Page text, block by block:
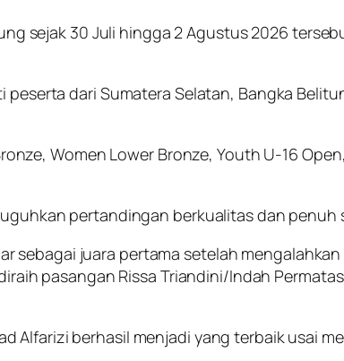
sejak 30 Juli hingga 2 Agustus 2026
dari Sumatera Selatan, Bangka
Women Lower Bronze, Youth U-16
pertandingan berkualitas dan penuh
sebagai juara pertama setelah mengalahkan
pasangan Rissa Triandini/Indah
Alfarizi berhasil menjadi yang terbaik usai